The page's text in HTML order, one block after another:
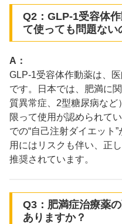
Q2：GLP-1受容体
て使っても問題ない
A：
GLP-1受容体作動薬は、
です。日本では、肥満に
質異常症、2型糖尿病など
限って使用が認められて
での“自己注射ダイエット
用にはリスクも伴い、正
推奨されています。
Q3：肥満症治療薬
ありますか？